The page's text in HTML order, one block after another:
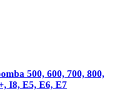
500, 600, 700, 800,
I8, E5, E6, E7